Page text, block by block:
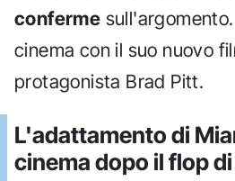
conferme
cinema con il suo nuovo
protagonista Brad Pitt.
L'adattamento di
cinema dopo il flop